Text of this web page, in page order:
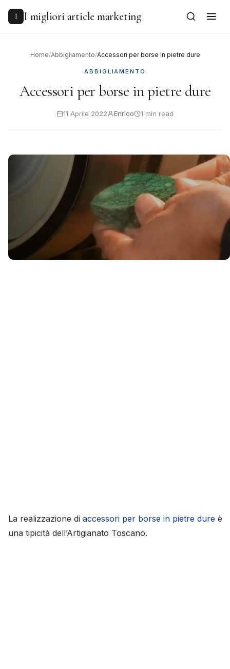
content
I I migliori article marketing
Home/Abbigliamento/Accessori per borse in pietre dure
ABBIGLIAMENTO
Accessori per borse in pietre dure
11 Aprile 2022 Enrico 1 min read
La realizzazione di accessori per borse in pietre dure è
una tipicità dell’Artigianato Toscano.